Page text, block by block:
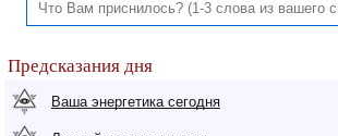
Предсказания дня
Ваша энергетика сегодня